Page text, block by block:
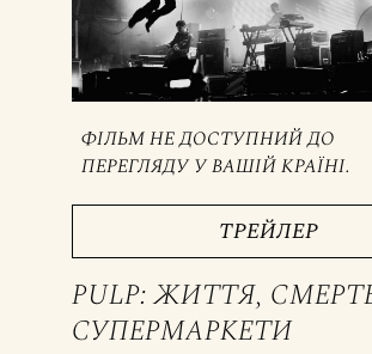
ФІЛЬМ НЕ ДОСТУПНИЙ ДО
ПЕРЕГЛЯДУ У ВАШІЙ КРАЇНІ.
ТРЕЙЛЕР
PULP: ЖИТТЯ,
СУПЕРМАРКЕТИ